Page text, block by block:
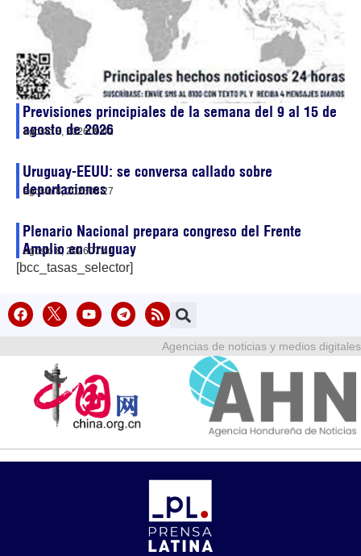
Previsiones principiales de la semana del 9 al 15 de
agosto de 2026
agosto 8, 202609:42
Uruguay-EEUU: se conversa callado sobre
deportaciones
agosto 8, 202608:27
Plenario Nacional prepara congreso del Frente
Amplio en Uruguay
agosto 8, 202607:41
[bcc_tasas_selector]
Agencias de noticias y medios digitales